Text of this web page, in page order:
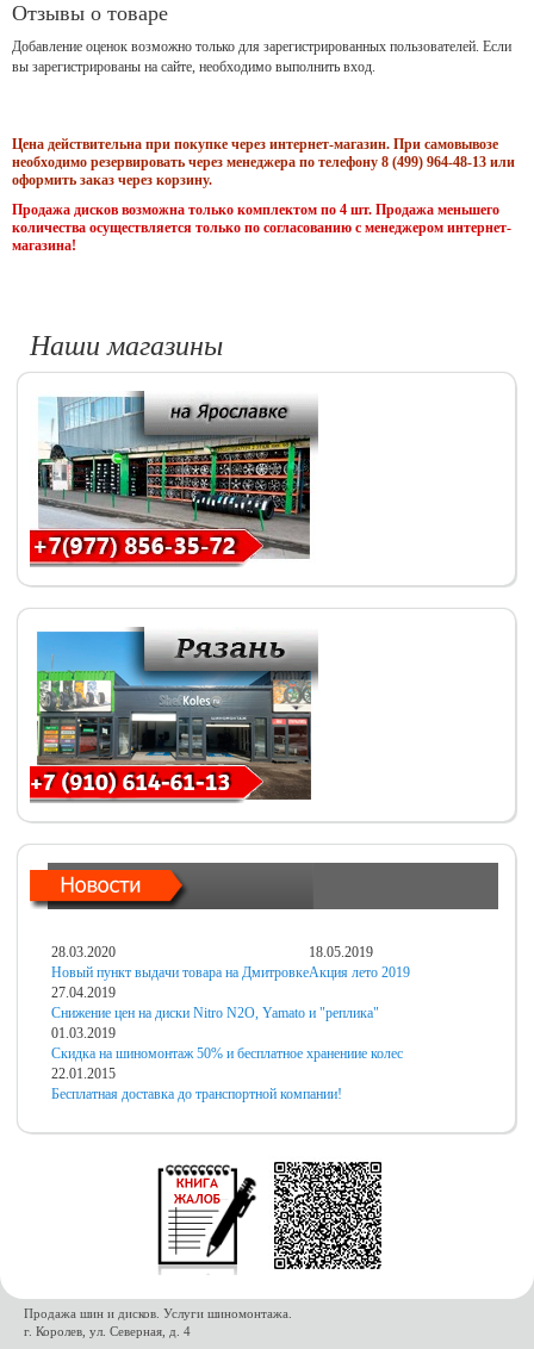
Отзывы о товаре
Добавление оценок возможно только для зарегистрированных пользователей. Если
вы зарегистрированы на сайте, необходимо выполнить вход.
Цена действительна при покупке через интернет-магазин. При самовывозе
необходимо резервировать через менеджера по телефону 8 (499) 964-48-13 или
оформить заказ через корзину.
Продажа дисков возможна только комплектом по 4 шт. Продажа меньшего
количества осуществляется только по согласованию с менеджером интернет-
магазина!
Наши магазины
28.03.2020
Новый пункт выдачи товара на Дмитровке
18.05.2019
Акция лето 2019
27.04.2019
Снижение цен на диски Nitro N2O, Yamato и "реплика"
01.03.2019
Скидка на шиномонтаж 50% и бесплатное хранениие колес
22.01.2015
Бесплатная доставка до транспортной компании!
Продажа шин и дисков. Услуги шиномонтажа.
г. Королев, ул. Северная, д. 4